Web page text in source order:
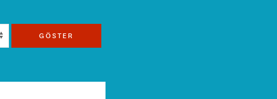
GÖSTER